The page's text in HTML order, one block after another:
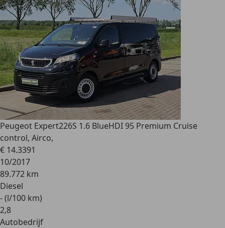
Peugeot Expert226S 1.6 BlueHDI 95 Premium Cruise
control, Airco,
€ 14.3391
10/2017
89.772 km
Diesel
- (l/100 km)
2,8
Autobedrijf